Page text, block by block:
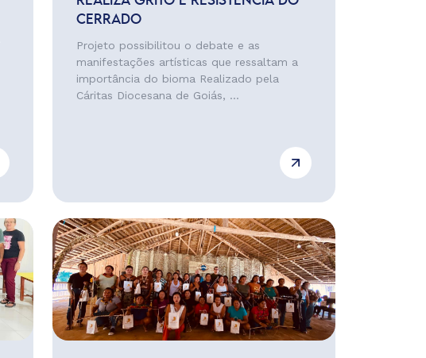
CERRADO
Projeto possibilitou o debate e as
manifestações artísticas que ressaltam a
importância do bioma Realizado pela
Cáritas Diocesana de Goiás, ...